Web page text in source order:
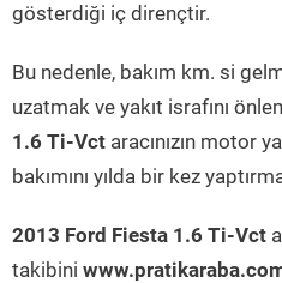
gösterdiği iç dirençtir.
Bu nedenle, bakım km. si
uzatmak ve yakıt israfını
1.6 Ti-Vct aracınızın motor
bakımını yılda bir kez
2013 Ford Fiesta 1.6 Ti-Vct
takibini